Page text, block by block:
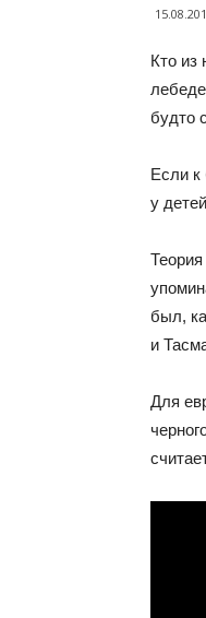
Кто из
будто
Если к
у
был,
и
Для